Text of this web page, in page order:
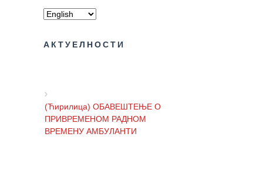
АКТУЕЛНОСТИ
(Ћирилица) ОБАВЕШТЕЊЕ О
ПРИВРЕМЕНОМ РАДНОМ
ВРЕМЕНУ АМБУЛАНТИ
Medical
certificates